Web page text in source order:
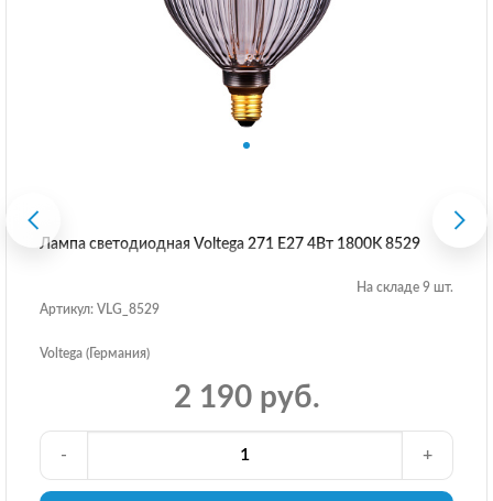
Лампа светодиодная Voltega 271 E27 4Вт 1800K 8529
На складе 9 шт.
Артикул: VLG_8529
Voltega (Германия)
2 190 руб.
- +